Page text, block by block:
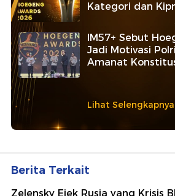
Kategori dan
IM57+ Sebut
Jadi Motivasi
Amanat
Lihat Selengkapnya
Berita Terkait
Zelensky Ejek Rusia yang Krisis